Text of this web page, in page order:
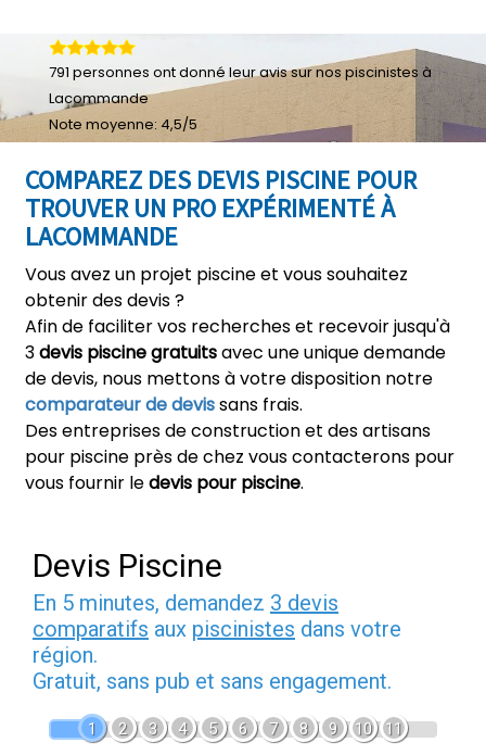
COMPAREZ DES DEVIS PISCINE POUR
TROUVER UN PRO EXPÉRIMENTÉ À
LACOMMANDE
Vous avez un projet piscine et vous souhaitez
obtenir des devis ?
Afin de faciliter vos recherches et recevoir jusqu'à
3devis piscine gratuitsavec une unique demande
de devis, nous mettons à votre disposition notre
comparateur de devissans frais.
Des entreprises de construction et des artisans
pour piscine près de chez vous contacterons pour
vous fournir ledevis pour piscine.
791 personnes ont donné leuravis sur nos piscinistes à
Lacommande
Note moyenne: 4,5/5
Devis Piscine
En 5 minutes, demandez 3 devis
comparatifs aux piscinistes dans votre
région.
Gratuit, sans pub et sans engagement.
1 2 3 4 5 6 7 8 9 10 11